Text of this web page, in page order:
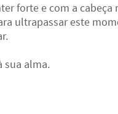
forte e com a
ultrapassar este
sua alma.